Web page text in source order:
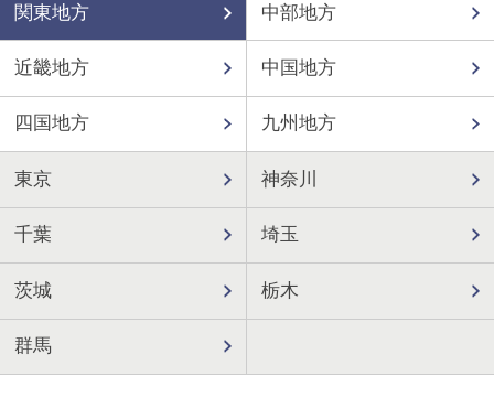
関東地方 中部地方
近畿地方 中国地方
四国地方 九州地方
東京 神奈川
千葉 埼玉
茨城 栃木
群馬